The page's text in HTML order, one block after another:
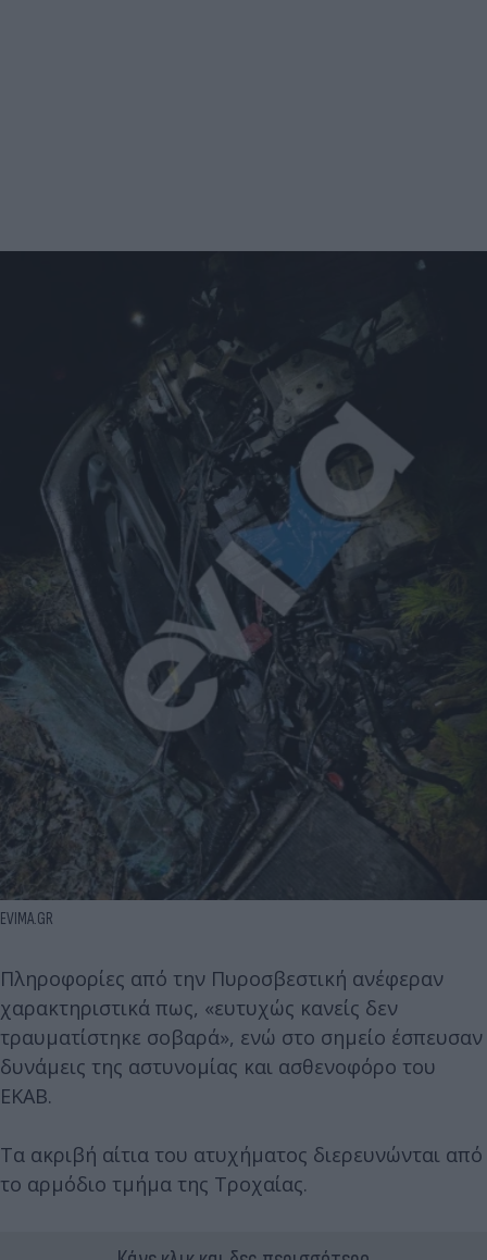
EVIMA.GR
Πληροφορίες από την Πυροσβεστική ανέφεραν
χαρακτηριστικά πως, «ευτυχώς κανείς δεν
τραυματίστηκε σοβαρά», ενώ στο σημείο έσπευσαν
δυνάμεις της αστυνομίας και ασθενοφόρο του
ΕΚΑΒ.
Τα ακριβή αίτια του ατυχήματος διερευνώνται από
το αρμόδιο τμήμα της Τροχαίας.